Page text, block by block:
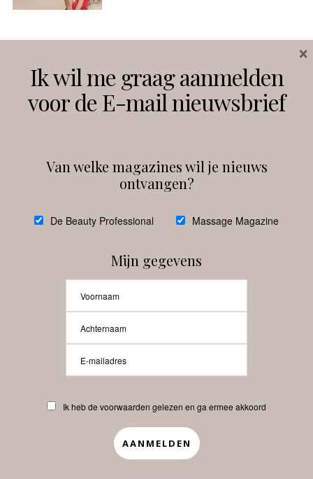
Instagram Facebook
debeautyprofessional
Beauty-Pro.nl
Abonneren Contact
APP
Ik wil me graag aanmelden
voor de E-mail nieuwsbrief
Van welke magazines wil je nieuws
ontvangen?
De Beauty Professional Massage Magazine
Mijn gegevens
Ik heb de voorwaarden gelezen en ga ermee akkoord
×